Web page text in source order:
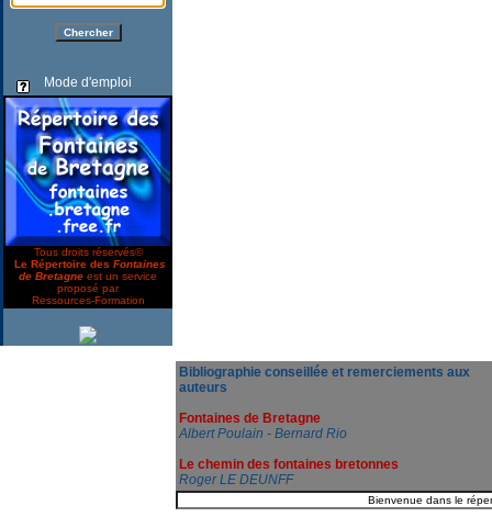
Mode d'emploi
Tous droits réservés©
Le Répertoire des Fontaines
de Bretagne est un service
proposé par
Ressources-Formation
Bibliographie conseillée et remerciements aux
auteurs
Fontaines de Bretagne
Albert Poulain - Bernard Rio
Le chemin des fontaines bretonnes
Roger LE DEUNFF